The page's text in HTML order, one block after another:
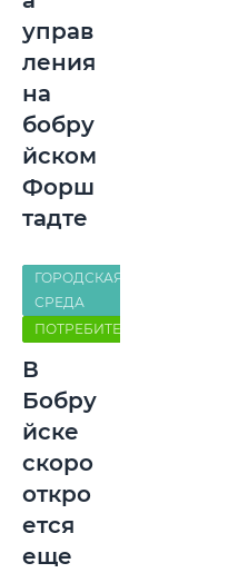
управ
ления
на
бобру
йском
Форш
тадте
ГОРОДСКАЯ
СРЕДА
ПОТРЕБИТЕЛЬ
В
Бобру
йске
скоро
откро
ется
еще